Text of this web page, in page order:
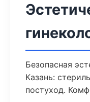
Безопасная
Казань:
постуход.